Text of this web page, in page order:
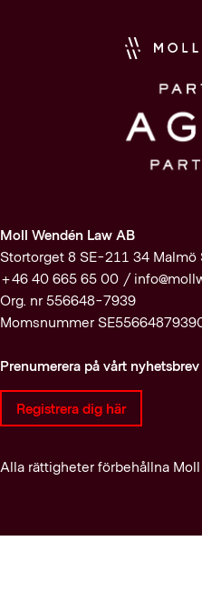
Moll Wendén Law AB
Stortorget 8 SE-211 34 Malmö
+46 40 665 65 00 /
Org. nr 556648-7939
Momsnummer
Prenumerera på vårt nyhetsbrev
Registrera dig här
Alla rättigheter förbehållna